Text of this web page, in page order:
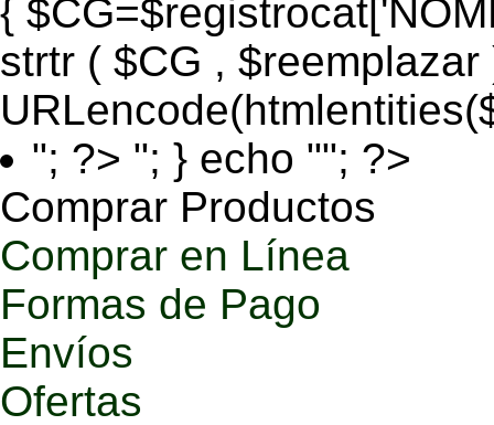
{
strtr ( $CG , $reemplazar
"; ?> "; } echo ""; ?>
Comprar Productos
Comprar en Línea
Formas de Pago
Envíos
Ofertas